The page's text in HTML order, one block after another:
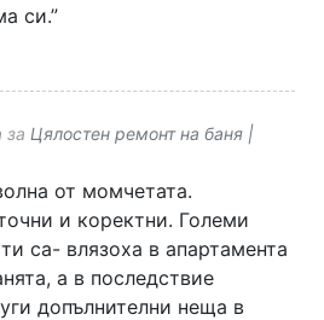
си.”
за Цялостен ремонт на баня |
от момчетата.
и коректни. Големи
са- влязоха в апартамента
а в последствие
допълнителни неща в